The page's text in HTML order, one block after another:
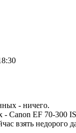
- ничего.
Canon EF 70-300
взять недорого